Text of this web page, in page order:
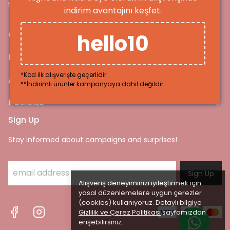
Alışveriş deneyiminizi iyileştirmek için
yasal düzenlemelere uygun çerezler
(cookies) kullanıyoruz. Detaylı bilgiye
Gizlilik ve Çerez Politikasısayfamızdan
erişebilirsiniz.
CATEGORIES
MY ACCOUNT
ABOUT US
POLICIES
Sign Up
Stay informed about campaigns and surprises!
Sign Up
indirim avantajını keşfet.
hello10
*Kod ilk alışverişte geçerlidir.
**İndirimli ürünler kampanyaya dahil değildir.